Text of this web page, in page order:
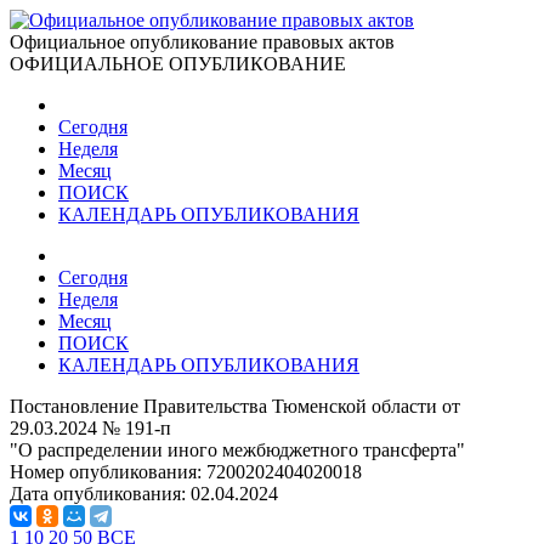
Официальное опубликование правовых актов
ОФИЦИАЛЬНОЕ ОПУБЛИКОВАНИЕ
Сегодня
Неделя
Месяц
ПОИСК
КАЛЕНДАРЬ ОПУБЛИКОВАНИЯ
Сегодня
Неделя
Месяц
ПОИСК
КАЛЕНДАРЬ ОПУБЛИКОВАНИЯ
Постановление Правительства Тюменской области от
29.03.2024 № 191-п
"О распределении иного межбюджетного трансферта"
Номер опубликования: 7200202404020018
Дата опубликования: 02.04.2024
1 10 20 50 ВСЕ